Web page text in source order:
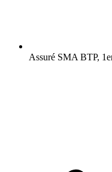
Assuré SMA BTP,